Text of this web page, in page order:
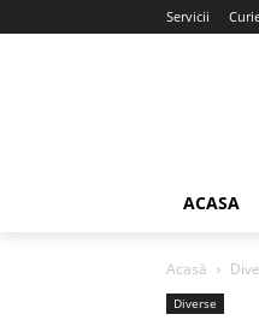
Servicii
ACASA
Acasă
Diverse